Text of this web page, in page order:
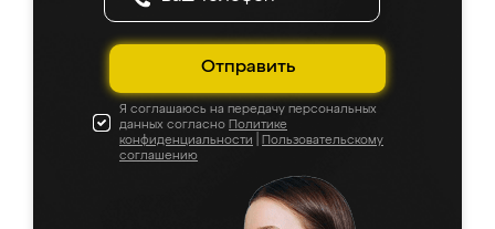
Отправить
Я соглашаюсь на передачу персональных
данных согласно Политике
конфиденциальности
Пользовательскому
соглашению